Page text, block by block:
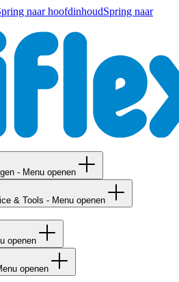
naar hoofdinhoudSpring naar
- Menu openen
& Tools - Menu openen
openen
openen